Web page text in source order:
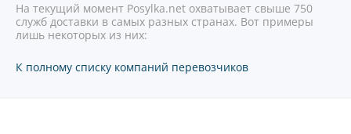
На текущий момент Posylka.net охватывает свыше 750
служб доставки в самых разных странах. Вот примеры
лишь некоторых из них:
К полному списку компаний перевозчиков